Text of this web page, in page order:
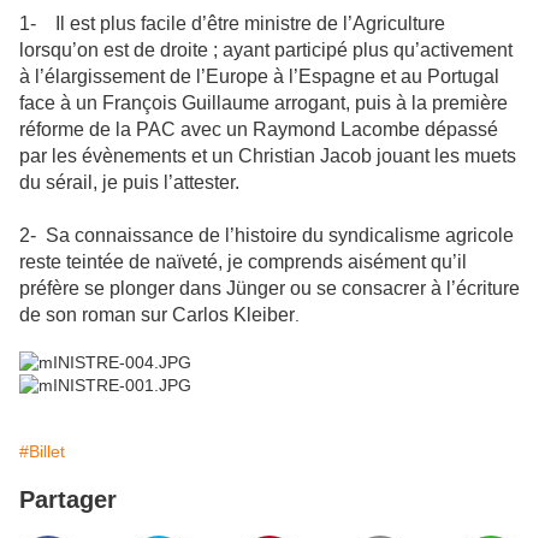
1- Il est plus facile d’être ministre de l’Agriculture
lorsqu’on est de droite ; ayant participé plus qu’activement
à l’élargissement de l’Europe à l’Espagne et au Portugal
face à un François Guillaume arrogant, puis à la première
réforme de la PAC avec un Raymond Lacombe dépassé
par les évènements et un Christian Jacob jouant les muets
du sérail, je puis l’attester.
2- Sa connaissance de l’histoire du syndicalisme agricole
reste teintée de naïveté, je comprends aisément qu’il
préfère se plonger dans Jünger ou se consacrer à l’écriture
de son roman sur Carlos Kleiber
#Billet
Partager